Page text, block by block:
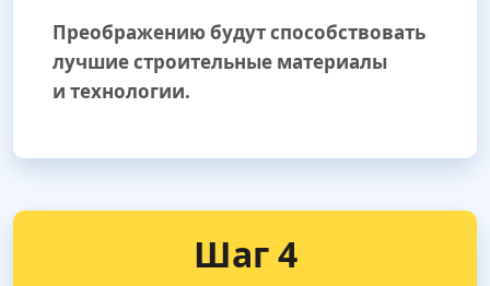
Преображению будут способствовать
лучшие строительные материалы
и технологии.
Шаг 4